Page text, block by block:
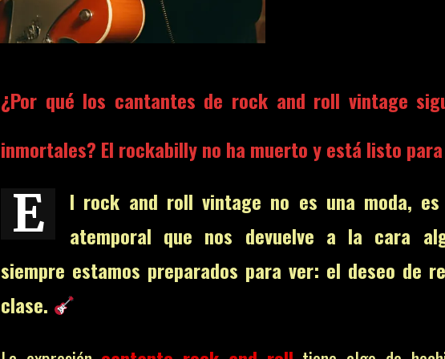
¿Por qué los cantantes de rock and roll vintage
inmortales? El rockabilly no ha muerto y está listo
E
l rock and roll vintage no es una moda,
atemporal que nos devuelve a la cara
siempre estamos preparados para ver: el deseo de
clase.